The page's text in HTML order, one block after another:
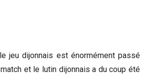
le jeu dijonnais est énormément passé
et le lutin dijonnais a du coup été